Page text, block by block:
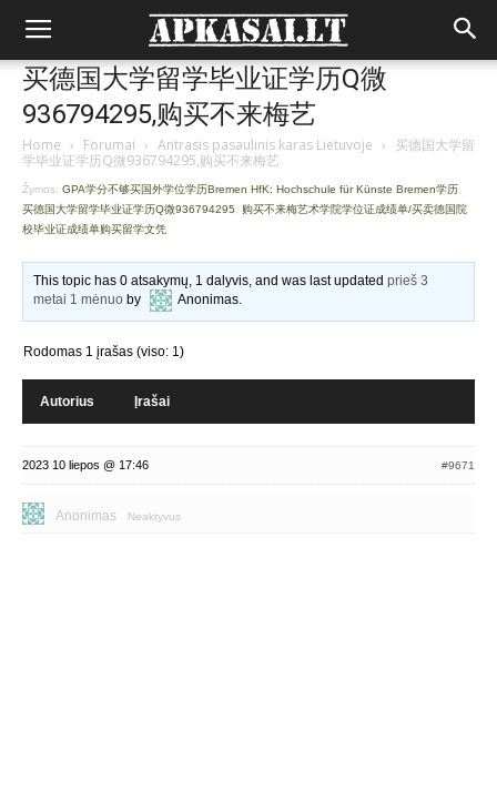
买德国大学留学毕业证学历Q微
936794295,购买不来梅艺
Home › Forumai › Antrasis pasaulinis karas Lietuvoje › 买德国大学留
学毕业证学历Q微936794295,购买不来梅艺
Žymos: GPA学分不够买国外学位学历Bremen HfK: Hochschule für Künste Bremen学历
买德国大学留学毕业证学历Q微936794295
购买不来梅艺术学院学位证成绩单/买卖德国院
校毕业证成绩单购买留学文凭
This topic has 0 atsakymų, 1 dalyvis, and was last updatedprieš 3
metai 1 mėnuo by Anonimas.
Rodomas 1 įrašas (viso: 1)
Autorius Įrašai
2023 10 liepos @ 17:46 #9671
Anonimas Neaktyvus